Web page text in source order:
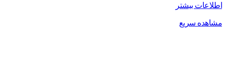
اطلاعات بیشتر
مشاهده سریع